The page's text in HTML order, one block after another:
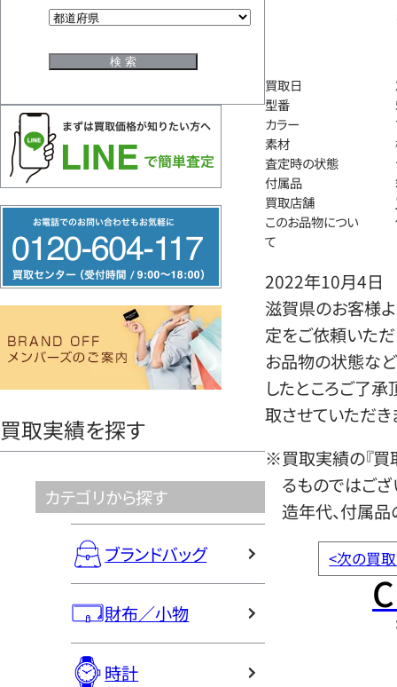
リ
ー
ヤ
買取実績を探す
カテゴリから探す
ブランドバッグ
財布／小物
時計
買取日
型番
カラー
素材
査定時の状態
付属品
買取店舗
このお品物につい
て
2022年10月4日
滋賀県のお客様
定をご依頼いただ
お品物の状態など
したところご了
取させていただき
※買取実績の『買
るものではござ
造年代、付属品
<次の買